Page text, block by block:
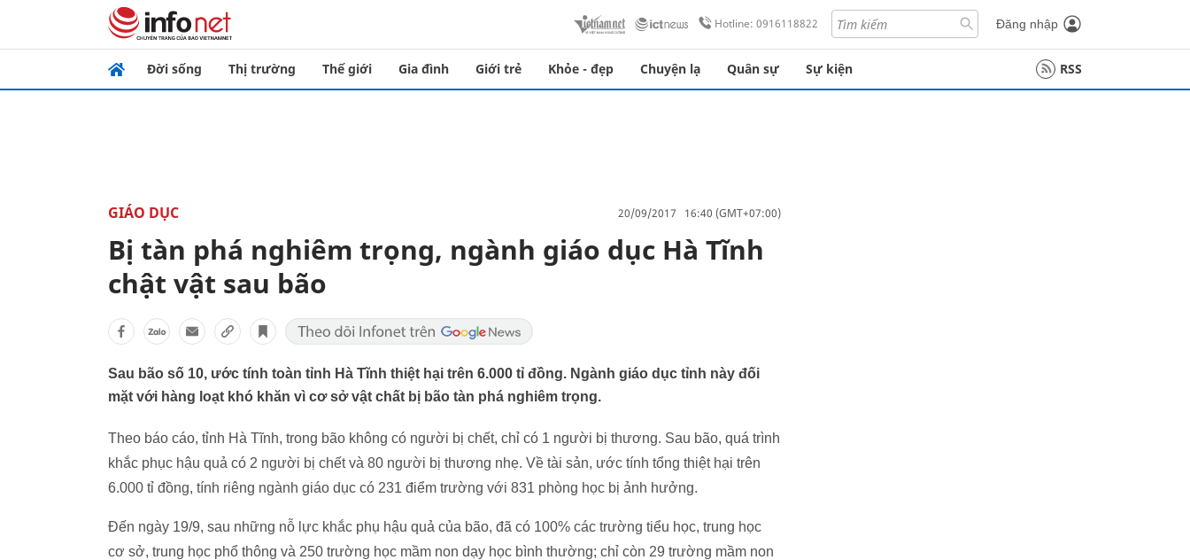
Hotline: 0916118822 Đăng nhập
Đời sống Thị trường Thế giới Gia đình Giới trẻ Khỏe - đẹp Chuyện lạ Quân sự Sự kiện RSS
GIÁO DỤC 20/09/2017 16:40 (GMT+07:00)
Bị tàn phá nghiêm trọng, ngành giáo dục Hà Tĩnh
chật vật sau bão
Sau bão số 10, ước tính toàn tỉnh Hà Tĩnh thiệt hại trên 6.000 tỉ đồng. Ngành giáo dục tỉnh này đối
mặt với hàng loạt khó khăn vì cơ sở vật chất bị bão tàn phá nghiêm trọng.
Theo báo cáo, tỉnh Hà Tĩnh, trong bão không có người bị chết, chỉ có 1 người bị thương. Sau bão, quá trình
khắc phục hậu quả có 2 người bị chết và 80 người bị thương nhẹ. Về tài sản, ước tính tổng thiệt hại trên
6.000 tỉ đồng, tính riêng ngành giáo dục có 231 điểm trường với 831 phòng học bị ảnh hưởng.
Đến ngày 19/9, sau những nỗ lực khắc phụ hậu quả của bão, đã có 100% các trường tiểu học, trung học
cơ sở, trung học phổ thông và 250 trường học mầm non dạy học bình thường; chỉ còn 29 trường mầm non